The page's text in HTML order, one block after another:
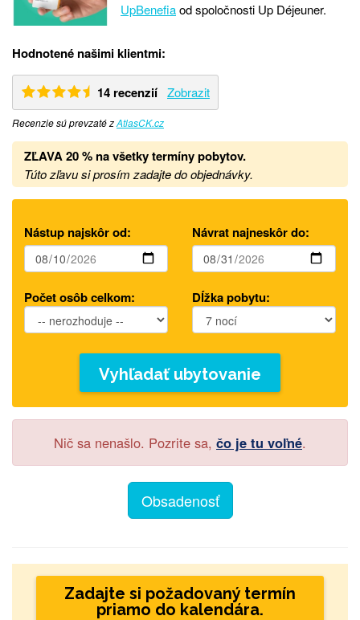
UpBenefiaod spoločnosti Up Déjeuner.
Hodnotené našimi klientmi:
14 recenzií Zobrazit
Recenzie sú prevzaté zAtlasCK.cz
ZĽAVA 20 % navšetky termíny pobytov.
Túto zľavu si prosím zadajte do objednávky.
Nástup najskôr od: Návrat najneskôr do:
Počet osôb celkom: Dĺžka pobytu:
Vyhľadať ubytovanie
Nič sa nenašlo. Pozrite sa, čo je tu voľné.
Obsadenosť
Zadajte si požadovaný termín
priamo do kalendára.